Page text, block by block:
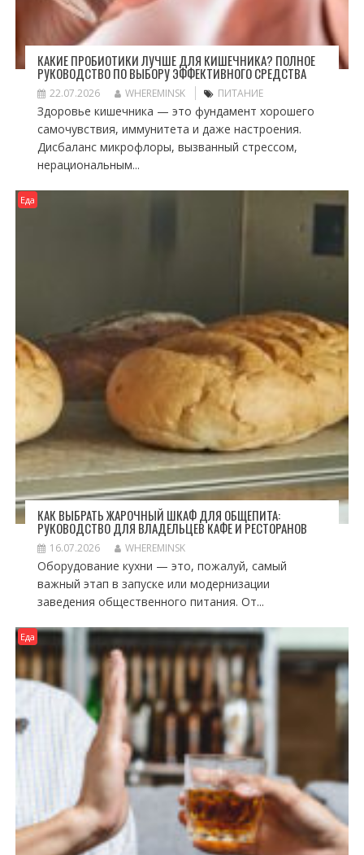
КАКИЕ ПРОБИОТИКИ ЛУЧШЕ ДЛЯ КИШЕЧНИКА? ПОЛНОЕ
РУКОВОДСТВО ПО ВЫБОРУ ЭФФЕКТИВНОГО СРЕДСТВА
22.07.2026 WHEREMINSK ПИТАНИЕ
Здоровье кишечника — это фундамент хорошего
самочувствия, иммунитета и даже настроения.
Дисбаланс микрофлоры, вызванный стрессом,
нерациональным...
Еда
КАК ВЫБРАТЬ ЖАРОЧНЫЙ ШКАФ ДЛЯ ОБЩЕПИТА:
РУКОВОДСТВО ДЛЯ ВЛАДЕЛЬЦЕВ КАФЕ И РЕСТОРАНОВ
16.07.2026 WHEREMINSK
Оборудование кухни — это, пожалуй, самый
важный этап в запуске или модернизации
заведения общественного питания. От...
Еда